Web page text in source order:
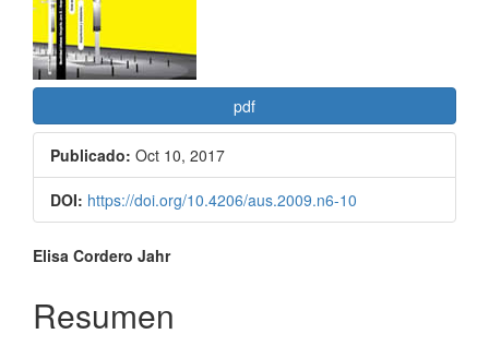
pdf
Publicado: Oct 10, 2017
DOI: https://doi.org/10.4206/aus.2009.n6-10
Contenido
principal
del
Elisa Cordero Jahr
Resumen